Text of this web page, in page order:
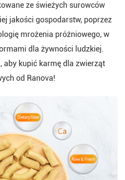
ze świeżych surowców
jakości gospodarstw, poprzez
mrożenia próżniowego, w
dla żywności ludzkiej.
aby kupić karmę dla zwierząt
od Ranova!